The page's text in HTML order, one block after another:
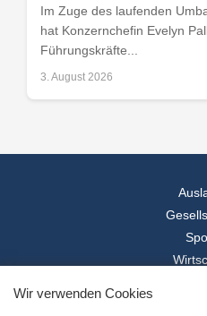
Im Zuge des laufenden
hat Konzernchefin Evelyn
Führungskräfte...
3. August 2026
© 2026Landesspiegel
Wir verwenden Cookies